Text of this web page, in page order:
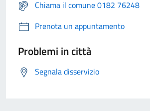
Chiama il comune 0182 76248
Prenota un appuntamento
Problemi in città
Segnala disservizio